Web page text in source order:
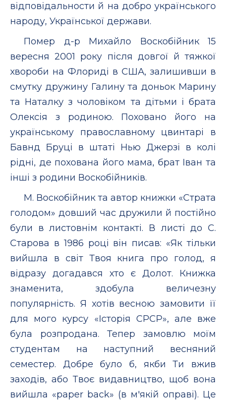
відповідальности й на добро українського
народу, Української держави.
Помер д-р Михайло Воскобійник 15
вересня 2001 року після довгої й тяжкої
хвороби на Флориді в США, залишивши в
смутку дружину Галину та доньок Марину
та Наталку з чоловіком та дітьми і брата
Олексія з родиною. Поховано його на
українському православному цвинтарі в
Бавнд Бруці в штаті Нью Джерзі в колі
рідні, де похована його мама, брат Іван та
інші з родини Воскобійників.
М. Воскобійник та автор книжки «Страта
голодом» довший час дружили й постійно
були в листовнім контакті. В листі до С.
Старова в 1986 році він писав: «Як тільки
вийшла в світ Твоя книга про голод, я
відразу догадався хто є Долот. Книжка
знаменита, здобула величезну
популярність. Я хотів весною замовити її
для мого курсу «Історія СРСР», але вже
була розпродана. Тепер замовлю моїм
студентам на наступний весняний
семестер. Добре було б, якби Ти вжив
заходів, або Твоє видавництво, щоб вона
вийшла «paper back» (в м'якій оправі). Це